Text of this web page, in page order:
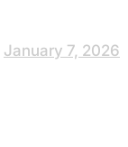
January 7, 2026